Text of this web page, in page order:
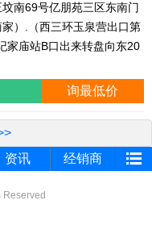
南69号亿朋苑三区东南门
）.（西三环玉泉营出口第
家庙站B口出来转盘向东20
询最低价
资讯 经销商